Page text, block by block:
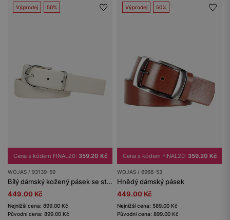
Výprodej 50%
Cena s kódem FINAL20: 359.20 Kč
WOJAS / 93139-59
Bílý dámský kožený pásek se stříbrnou přezkou
449.00 Kč
Nejnižší cena: 899.00 Kč
Původní cena: 899.00 Kč
Výprodej 50%
Cena s kódem FINAL20: 359.20 Kč
WOJAS / 6966-53
Hnědý dámský pásek
449.00 Kč
Nejnižší cena: 589.00 Kč
Původní cena: 899.00 Kč